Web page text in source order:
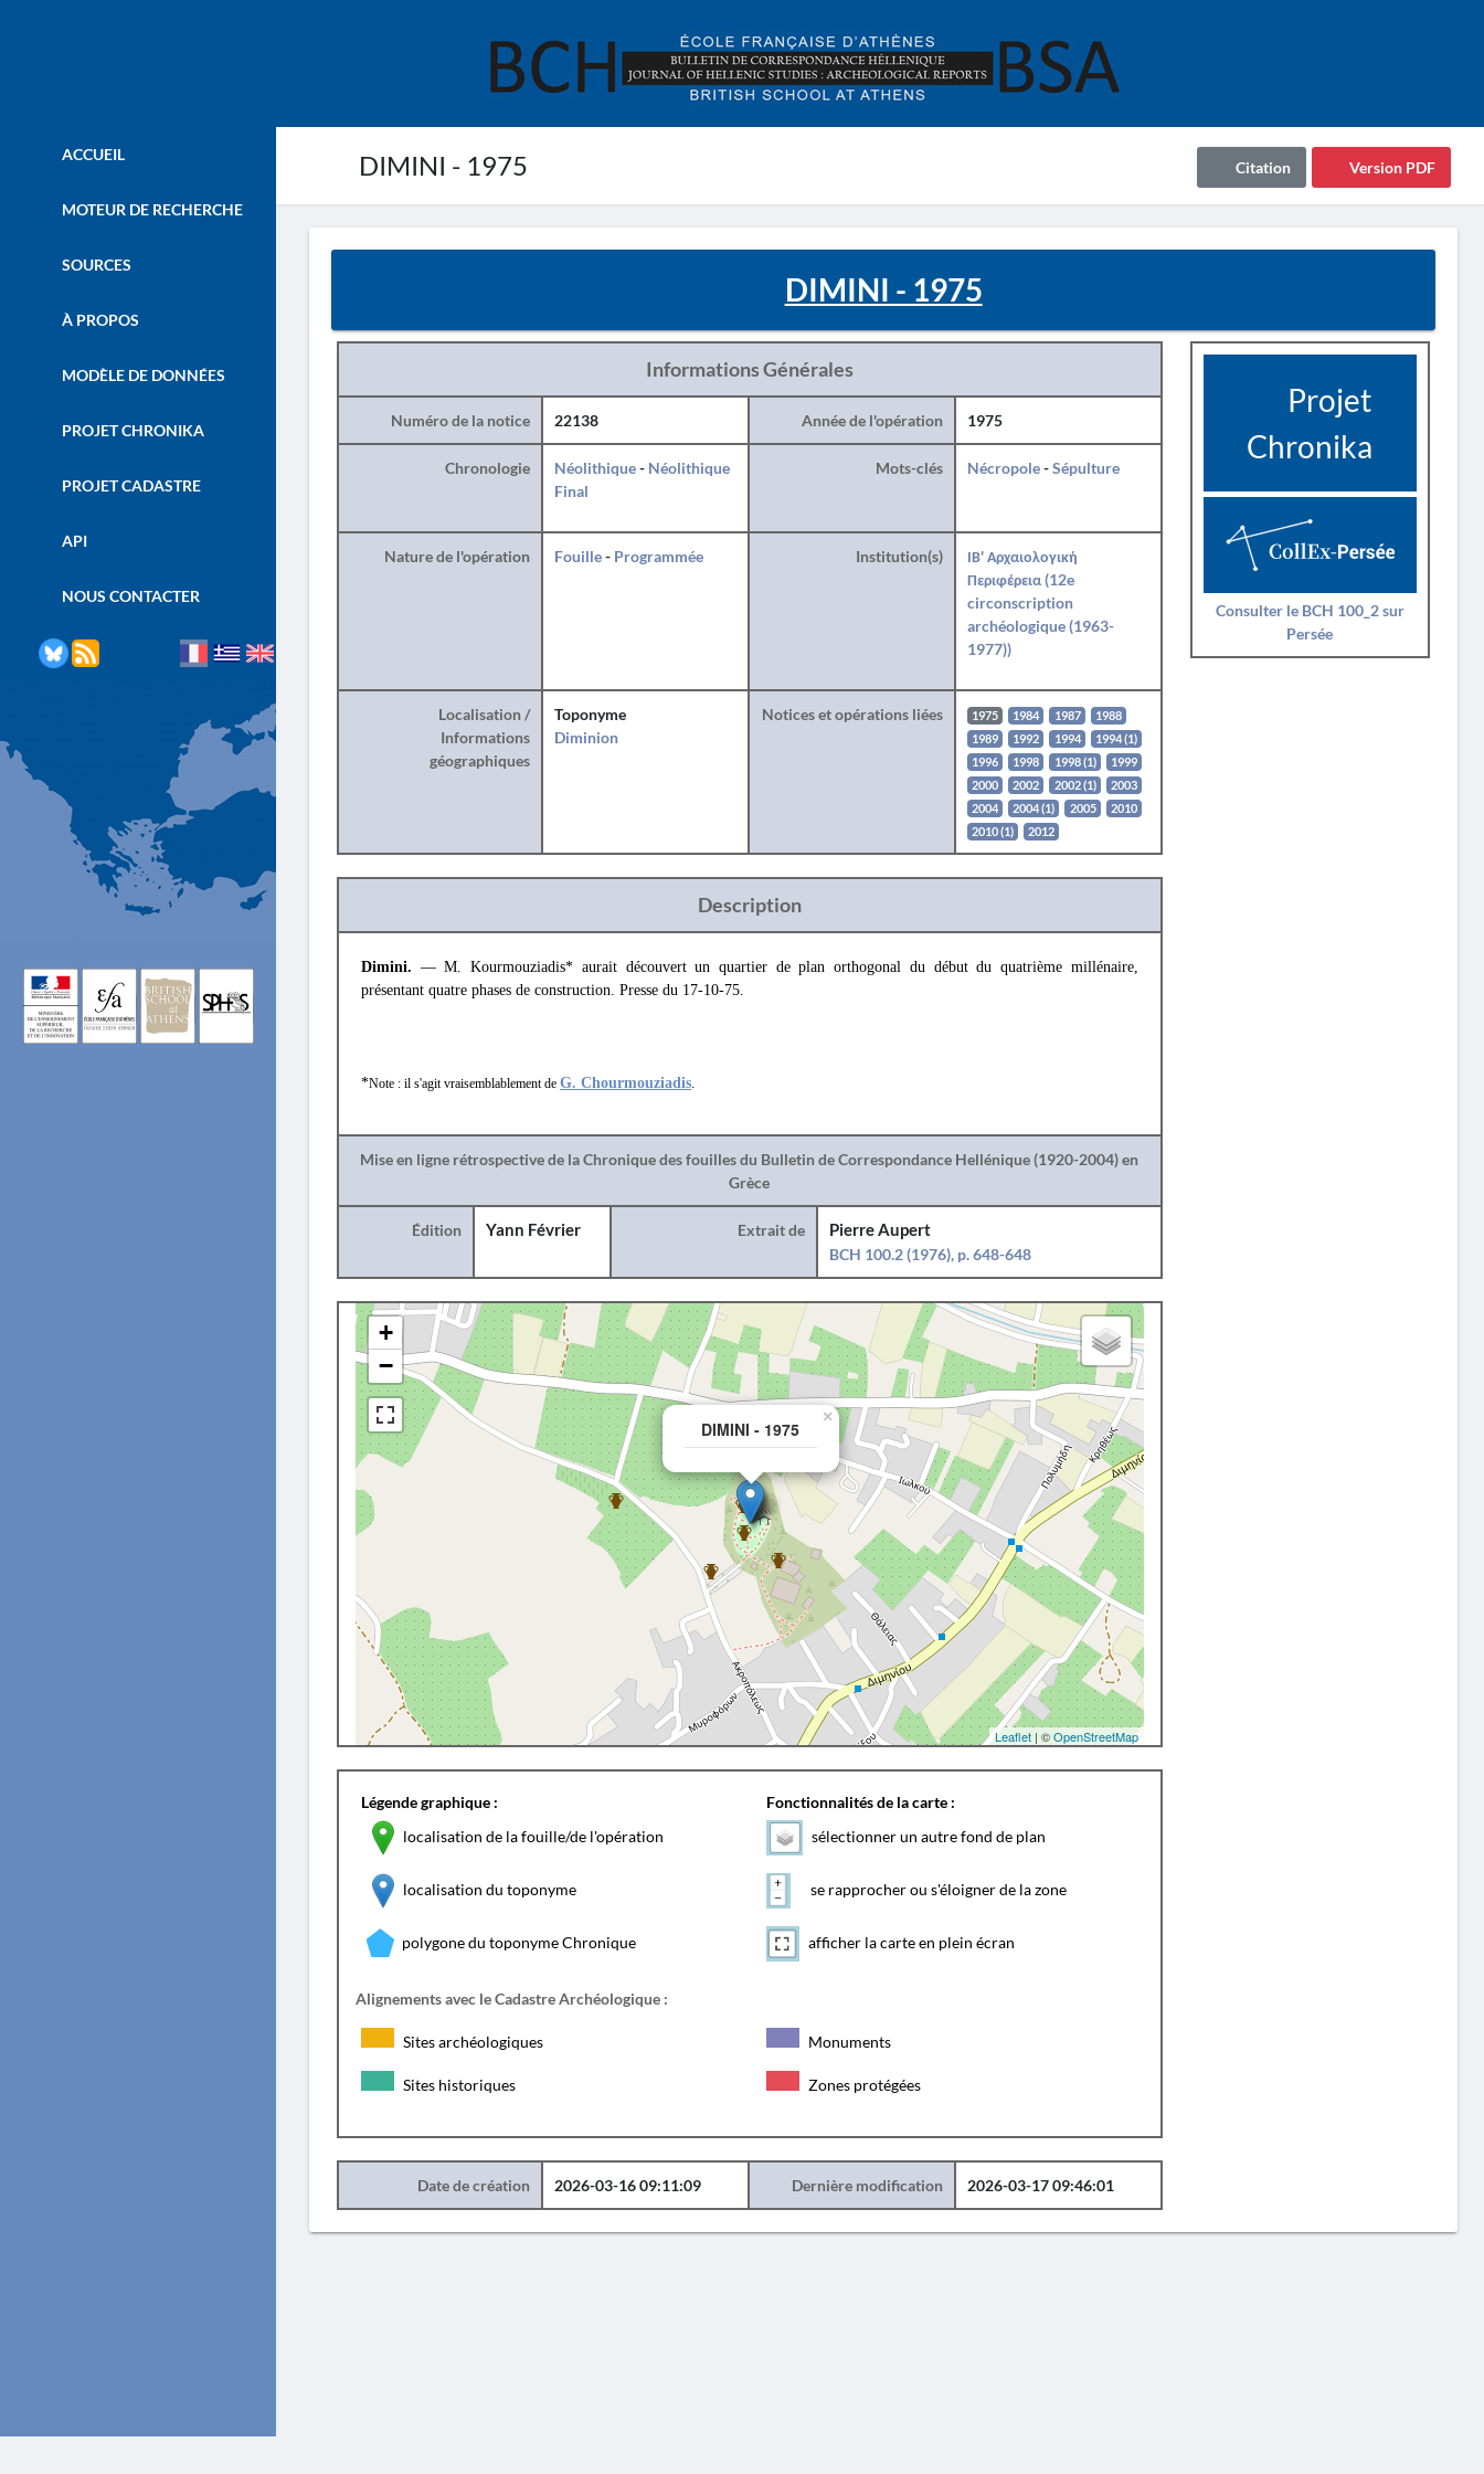
DIMINI - 1975 Version PDF
Citation
ACCUEIL
MOTEUR DE RECHERCHE
SOURCES
À PROPOS
MODÈLE DE DONNÉES
PROJET CHRONIKA
PROJET CADASTRE
API
NOUS CONTACTER
DIMINI - 1975
Informations Générales
Numéro de la notice 22138 Année de l'opération 1975
Chronologie Néolithique- Néolithique
Final
Mots-clés Nécropole-Sépulture
Nature de l'opération Fouille- Programmée Institution(s)
ΙΒ' Αρχαιολογική
Περιφέρεια (12e
circonscription
archéologique (1963-
1977))
Localisation /
Informations
géographiques
Toponyme
Diminion
Notices et opérations liées 1975 1984 1987
1988
1989
1992 1994
1994 (1)
1996
1998 1998 (1)
1999
2000
2002 2002 (1)
2003
2004
2004 (1) 2005
2010
2010 (1)
2012
Description
Dimini. — M. Kourmouziadis* aurait découvert un quartier de plan orthogonal du début du quatrième millénaire,
présentant quatre phases de construction. Presse du 17-10-75.
*Note : il s'agit vraisemblablement de G. Chourmouziadis.
Mise en ligne rétrospective de la Chronique des fouilles du Bulletin de Correspondance Hellénique (1920-2004) en
Grèce
Édition Yann Février Extrait de
Pierre Aupert
BCH 100.2 (1976), p. 648-648
DIMINI - 1975
×
+
−
Leaflet| ©OpenStreetMap
Légende graphique :
localisation de la fouille/de l'opération
localisation du toponyme
polygone du toponyme Chronique
Fonctionnalités de la carte :
sélectionner un autre fond de plan
se rapprocher ou s'éloigner de la zone
afficher la carte en plein écran
Alignements avec le Cadastre Archéologique :
Sites archéologiques Monuments
Sites historiques Zones protégées
Date de création 2026-03-16 09:11:09 Dernière modification 2026-03-17 09:46:01
Projet
Chronika
Consulter le BCH 100_2 sur
Persée